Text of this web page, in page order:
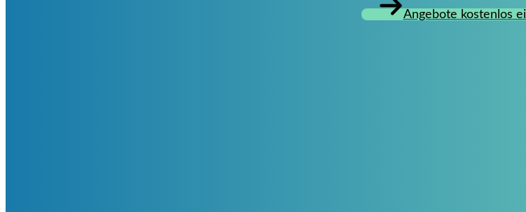
Angebote kostenlos